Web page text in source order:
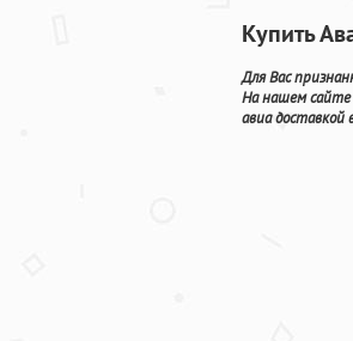
Купить
Для Вас
На нашем сайте
авиа доставкой